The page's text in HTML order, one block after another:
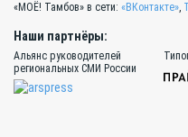
«МОЁ! Тамбов» в сети: «ВКонтакте»,
Наши партнёры:
Альянс руководителей
региональных СМИ России